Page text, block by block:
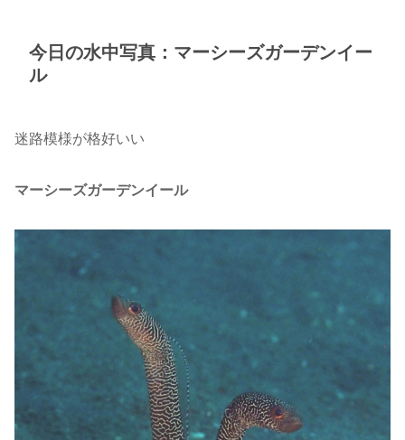
今日の水中写真：マーシーズガーデンイー
ル
迷路模様が格好いい
マーシーズガーデンイール